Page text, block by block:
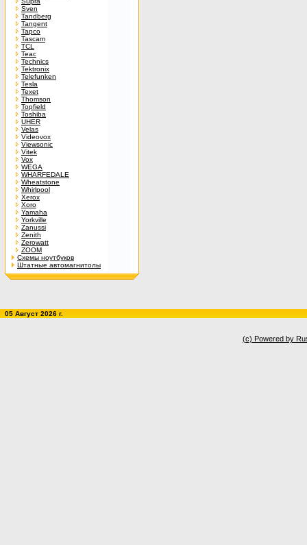
Sven
Tandberg
Tangent
Tapco
Tascam
TCL
Teac
Technics
Tektronix
Telefunken
Tesla
Texet
Thomson
Topfield
Toshiba
UHER
Velas
Videovox
Viewsonic
Vitek
Vox
WEGA
WHARFEDALE
Wheatstone
Whirlpool
Xerox
Xoro
Yamaha
Yorkville
Zanussi
Zenith
Zerowatt
ZOOM
Схемы ноутбуков
Штатные автомагнитолы
05 Август 2026 г.
(c) Powered by